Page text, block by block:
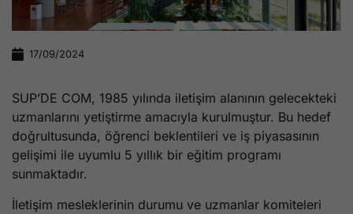
17/09/2024
SUP’DE COM, 1985 yılında iletişim alanının gelecekteki
uzmanlarını yetiştirme amacıyla kurulmuştur. Bu hedef
doğrultusunda, öğrenci beklentileri ve iş piyasasının
gelişimi ile uyumlu 5 yıllık bir eğitim programı
sunmaktadır.
İletişim mesleklerinin durumu ve uzmanlar komiteleri